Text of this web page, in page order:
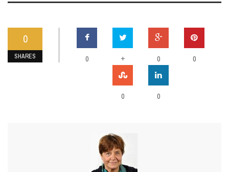
0
SHARES 0 + 0 0
0 0